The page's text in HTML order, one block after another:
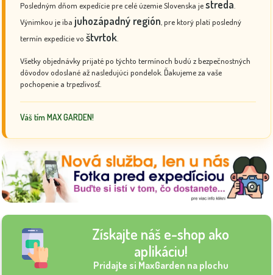
Posledným dňom expedície pre celé územie Slovenska jestreda
Výnimkou je iba juhozápadný región , pre ktorý platí posledný
termín expedície vo štvrtok
Všetky objednávky prijaté po týchto termínoch budú z bezpečnostných
dôvodov odoslané až nasledujúci pondelok. Ďakujeme za vaše
pochopenie a trpezlivosť.
Váš tím MAX GARDEN!
Získajte náš e-shop ako
aplikáciu!
Pridajte si MaxGarden na plochu